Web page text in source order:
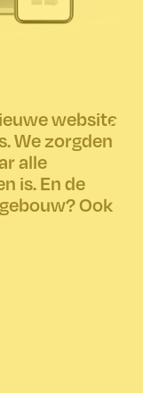
website
We zorgden
alle
is. En de
Ook